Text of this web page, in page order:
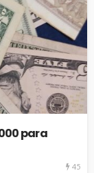
para
45